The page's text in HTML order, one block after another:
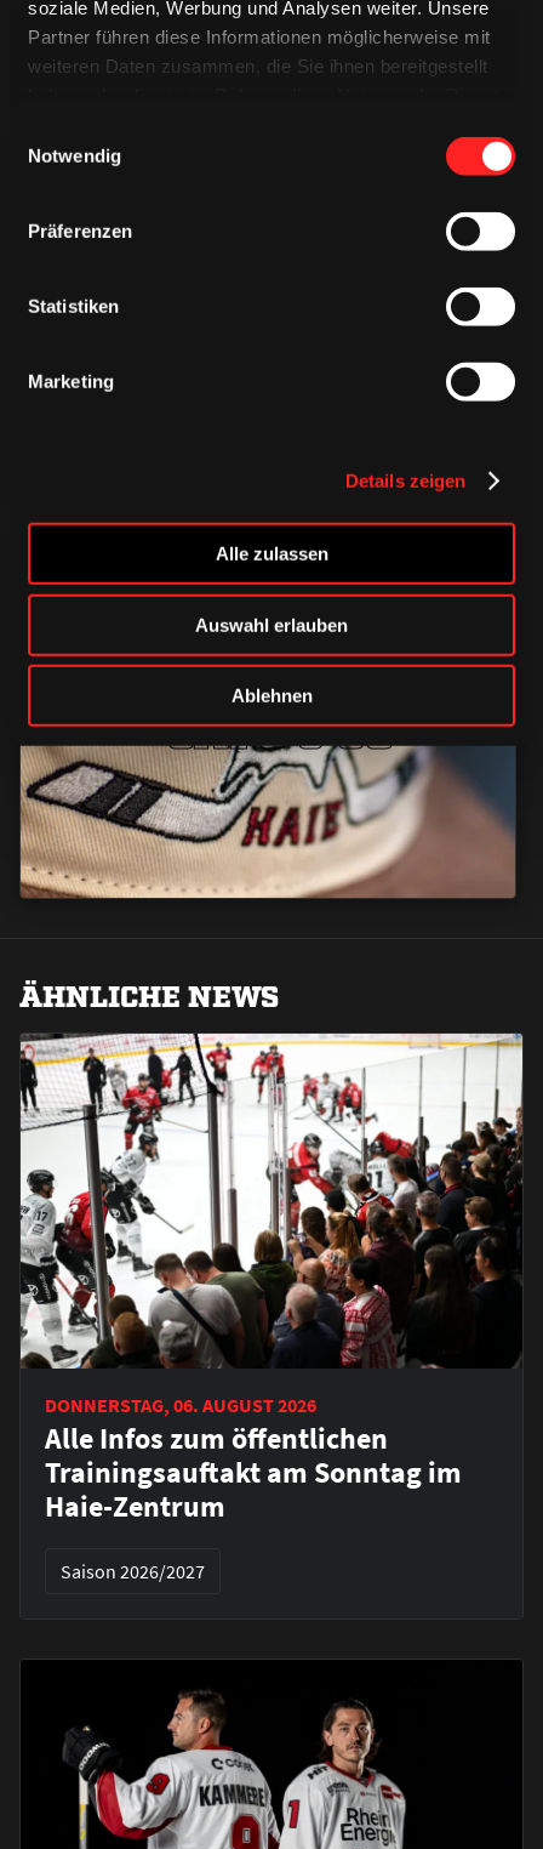
soziale Medien, Werbung und Analysen weiter. Unsere
Partner führen diese Informationen möglicherweise mit
weiteren Daten zusammen, die Sie ihnen bereitgestellt
Notwendig
Präferenzen
Statistiken
Marketing
Details zeigen
Alle zulassen
Auswahl erlauben
Ablehnen
CAPS & CO
CAPS & CO
CAPS & CO
ÄHNLICHE NEWS
DONNERSTAG, 06. AUGUST 2026
Alle Infos zum öffentlichen
Trainingsauftakt am Sonntag im
Haie-Zentrum
Saison 2026/2027